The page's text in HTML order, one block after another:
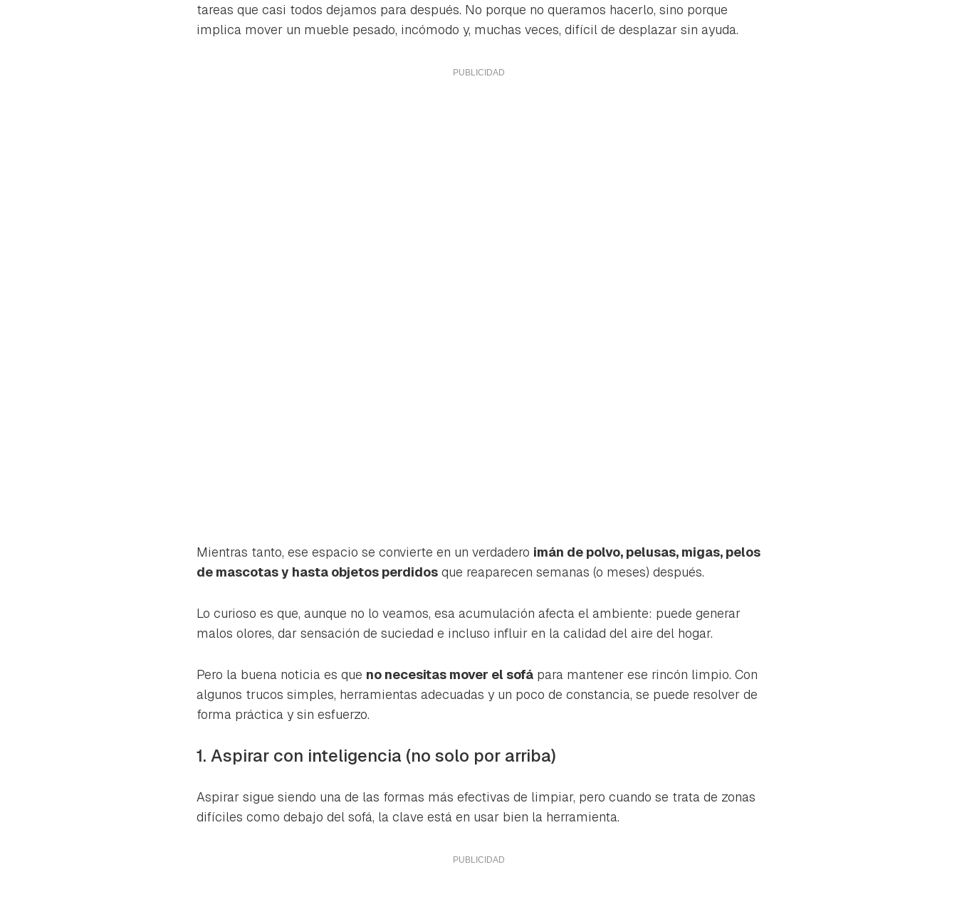
Guardar como favorito
Para poder guardar como favorito, primero has de iniciar sesión con tu
cuenta de Hogarmanía.
tareas que casi todos dejamos para después. No porque no queramos hacerlo, sino porque
implica mover un mueble pesado, incómodo y, muchas veces, difícil de desplazar sin ayuda.
Mientras tanto, ese espacio se convierte en un verdadero imán de polvo, pelusas, migas, pelos
de mascotas y hasta objetos perdidos que reaparecen semanas (o meses) después.
Lo curioso es que, aunque no lo veamos, esa acumulación afecta el ambiente: puede generar
malos olores, dar sensación de suciedad e incluso influir en la calidad del aire del hogar.
Pero la buena noticia es que no necesitas mover el sofá para mantener ese rincón limpio. Con
algunos trucos simples, herramientas adecuadas y un poco de constancia, se puede resolver de
forma práctica y sin esfuerzo.
1. Aspirar con inteligencia (no solo por arriba)
Aspirar sigue siendo una de las formas más efectivas de limpiar, pero cuando se trata de zonas
difíciles como debajo del sofá, la clave está en usar bien la herramienta.
Gracias por suscribirte a nuestro boletín.